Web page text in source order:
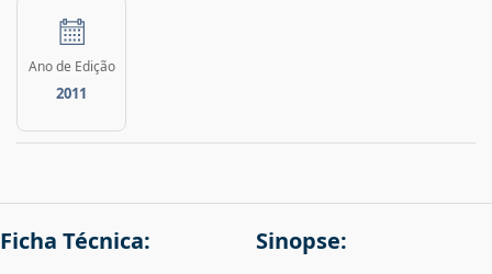
Ano de Edição
2011
Ficha Técnica: Sinopse: